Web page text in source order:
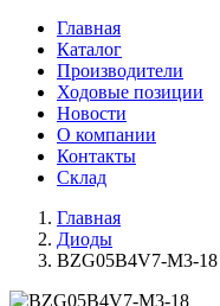
Главная
Каталог
Производители
Ходовые позиции
Новости
О компании
Контакты
Склад
Главная
Диоды
BZG05B4V7-M3-18